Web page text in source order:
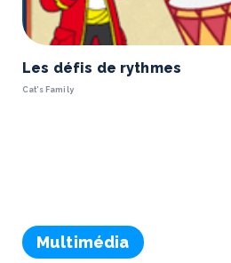
Les défis de rythmes
Cat’s Family
Multimédia